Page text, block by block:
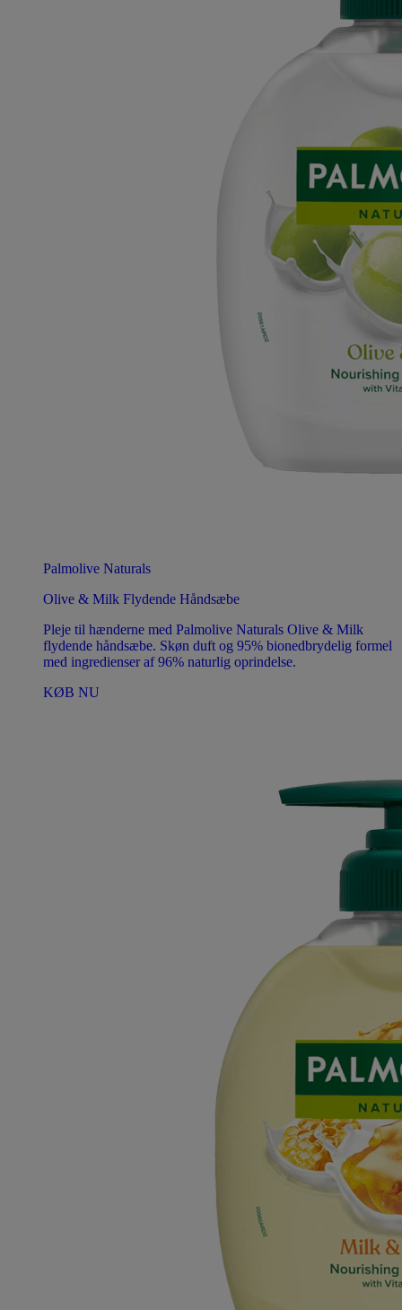
Palmolive Naturals
Olive & Milk Flydende Håndsæbe
Pleje til hænderne med Palmolive Naturals Olive & Milk
flydende håndsæbe. Skøn duft og 95% bionedbrydelig formel
med ingredienser af 96% naturlig oprindelse.
KØB NU